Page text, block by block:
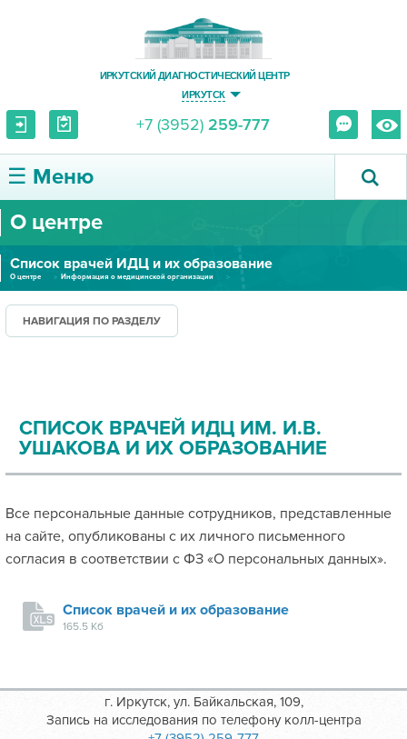
ИРКУТСКИЙ ДИАГНОСТИЧЕСКИЙ ЦЕНТР
ИРКУТСК
+7 (3952) 259-777
☰ Меню
О ЦЕНТРЕ
УСЛУГИ И ЦЕНЫ
ПАЦИЕНТУ
О центре
Список врачей ИДЦ и их образование
О центре
Информация о медицинской организации
НАВИГАЦИЯ ПО РАЗДЕЛУ
СПИСОК ВРАЧЕЙ ИДЦ ИМ. И.В.
УШАКОВА И ИХ ОБРАЗОВАНИЕ
Все персональные данные сотрудников, представленные
на сайте, опубликованы с их личного письменного
согласия в соответствии с ФЗ «О персональных данных».
Список врачей и их образование
165.5 Кб
г. Иркутск, ул. Байкальская, 109,
Запись на исследования по телефону колл-центра